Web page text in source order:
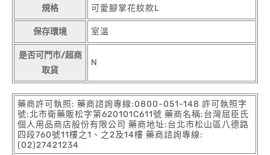
規格 可愛腳掌花紋款L
保存環境 室溫
是否可門市/超商
取貨
N
藥商許可執照: 藥商諮詢專線:0800-051-148 許可執照字
號:北市衛藥販松字第620101C611號 藥商名稱:台灣屈臣氏
個人用品商店股份有限公司 藥商地址:台北市松山區八德路
四段760號11樓之1、之2及14樓 藥商諮詢專線:
(02)27421234